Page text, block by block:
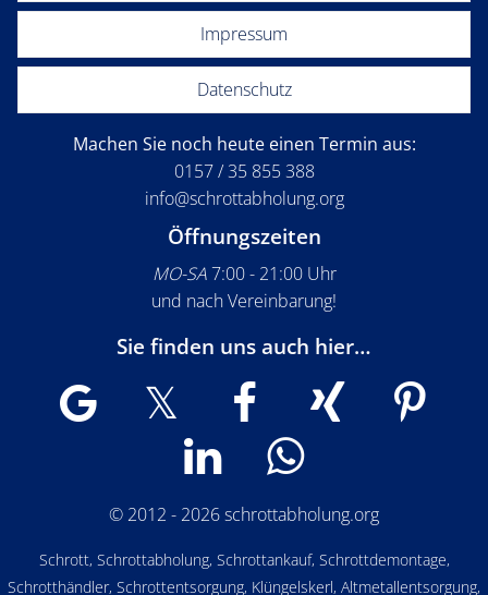
Impressum
Datenschutz
Machen Sie noch heute einen Termin aus:
0157 / 35 855 388
info@schrottabholung.org
Öffnungszeiten
MO-SA7:00 - 21:00 Uhr
und nach Vereinbarung!
Sie finden uns auch hier…
© 2012 - 2026 schrottabholung.org
Schrott, Schrottabholung, Schrottankauf, Schrottdemontage,
Schrotthändler, Schrottentsorgung, Klüngelskerl, Altmetallentsorgung,